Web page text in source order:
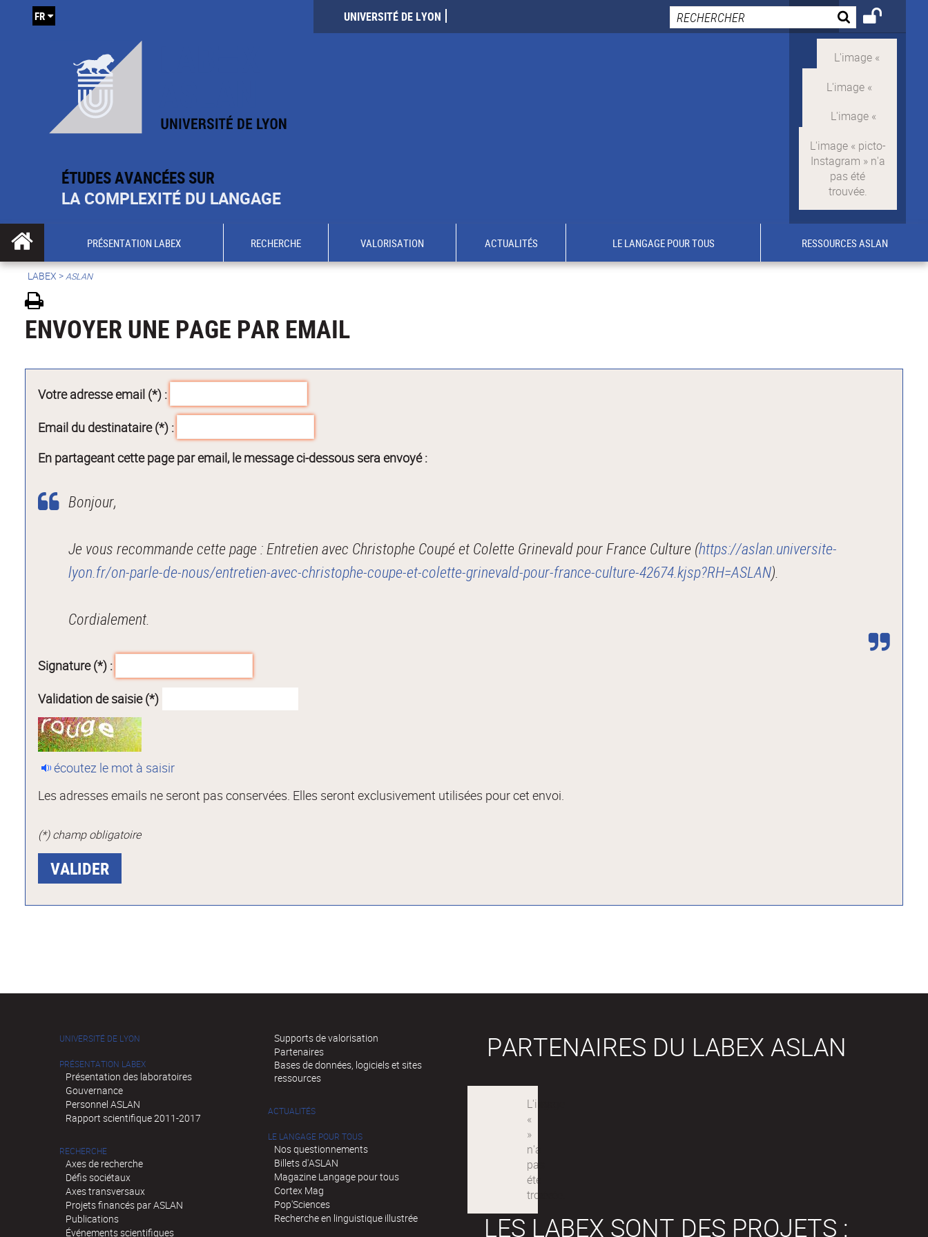
ÉTUDES AVANCÉES SUR
LA COMPLEXITÉ DU LANGAGE
UNIVERSITÉ DE LYON
FR
PRÉSENTATION LABEX RECHERCHE VALORISATION ACTUALITÉS LE LANGAGE POUR TOUS RESSOURCES ASLAN
LABEX >ASLAN
ENVOYER UNE PAGE PAR EMAIL
Votre adresse email (*) :
Email du destinataire (*) :
En partageant cette page par email, le message ci-dessous sera envoyé :
Bonjour,
Je vous recommande cette page : Entretien avec Christophe Coupé et Colette Grinevald pour France Culture (https://aslan.universite-
lyon.fr/on-parle-de-nous/entretien-avec-christophe-coupe-et-colette-grinevald-pour-france-culture-42674.kjsp?RH=ASLAN).
Cordialement.
Signature (*) :
Validation de saisie (*)
écoutez le mot à saisir
Les adresses emails ne seront pas conservées. Elles seront exclusivement utilisées pour cet envoi.
(*) champ obligatoire
UNIVERSITÉ DE LYON
PRÉSENTATION LABEX
Présentation des laboratoires
Gouvernance
Personnel ASLAN
Rapport scientifique 2011-2017
RECHERCHE
Axes de recherche
Défis sociétaux
Axes transversaux
Projets financés par ASLAN
Publications
Événements scientifiques
Supports de valorisation
Partenaires
Bases de données, logiciels et sites
ressources
ACTUALITÉS
LE LANGAGE POUR TOUS
Nos questionnements
Billets d'ASLAN
Magazine Langage pour tous
Cortex Mag
Pop'Sciences
Recherche en linguistique illustrée
PARTENAIRES DU LABEX ASLAN
LES LABEX SONT DES PROJETS :